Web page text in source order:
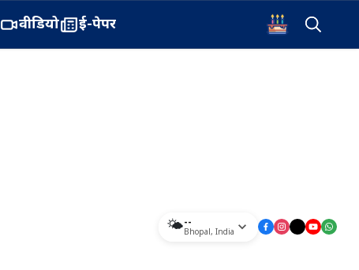
वीडियो ई-पेपर
🌤️--
Bhopal , India